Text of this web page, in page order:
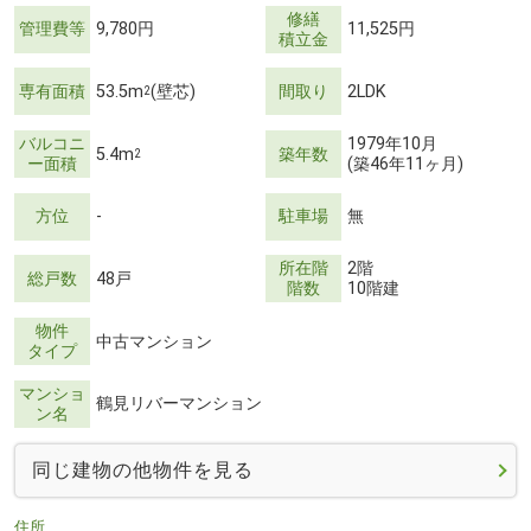
管理費等 9,780円
修繕
積立金
11,525円
専有面積 53.5m2(壁芯) 間取り 2LDK
バルコニ
ー面積
5.4m2 築年数
1979年10月
(築46年11ヶ月)
方位 - 駐車場 無
総戸数 48戸
所在階
階数
2階
10階建
物件
タイプ
中古マンション
マンショ
ン名
鶴見リバーマンション
同じ建物の他物件を見る
住所